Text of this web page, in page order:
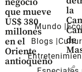
negocio
que mueve
US$ 380
millones
en el
Oriente
antioqueño
la
de
Mundo
Blogs